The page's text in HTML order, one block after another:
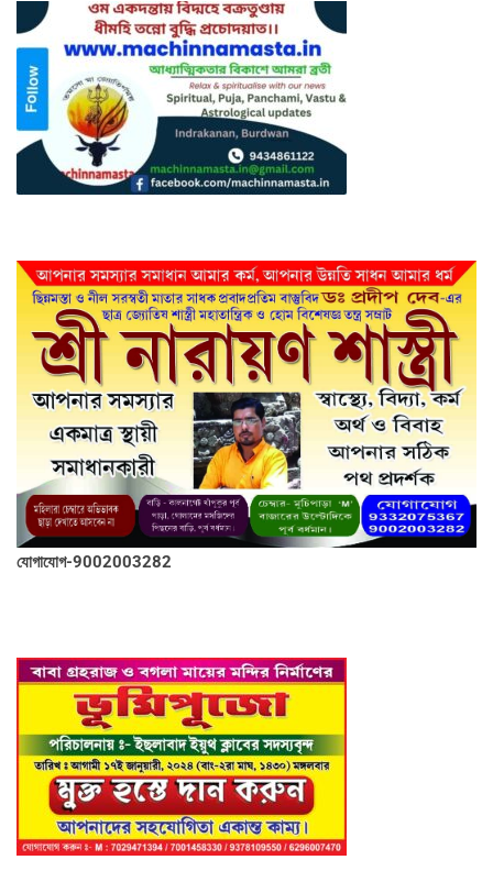
যোগাযোগ-9002003282